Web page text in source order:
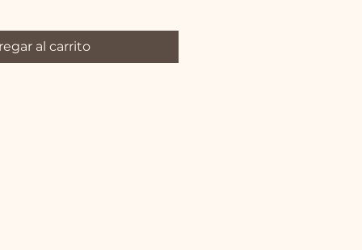
al carrito